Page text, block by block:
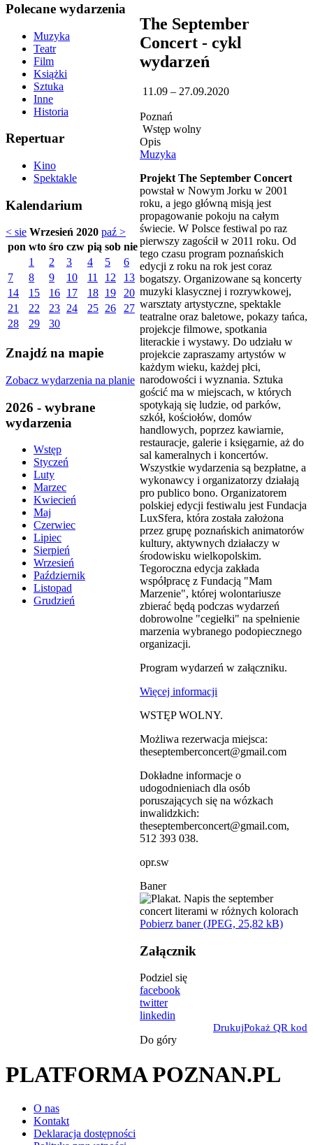
Polecane wydarzenia
Muzyka
Teatr
Film
Książki
Sztuka
Inne
Historia
Repertuar
Kino
Spektakle
Kalendarium
< sie Wrzesień 2020 paź >
pon wto śro czw pią sob nie
1
2 3 4 5
6
7
8 9 10 11 12
13
14
15 16 17 18 19
20
21
22 23 24 25 26
27
28
29 30
Znajdź na mapie
Zobacz wydarzenia na planie
2026 - wybrane
wydarzenia
Wstęp
Styczeń
Luty
Marzec
Kwiecień
Maj
Czerwiec
Lipiec
Sierpień
Wrzesień
Październik
Listopad
Grudzień
The September
Concert - cykl
wydarzeń
11.09 – 27.09.2020
Poznań
Wstęp wolny
Opis
Muzyka
Projekt The September Concert
powstał w Nowym Jorku w 2001
roku, a jego główną misją jest
propagowanie pokoju na całym
świecie. W Polsce festiwal po raz
pierwszy zagościł w 2011 roku. Od
tego czasu program poznańskich
edycji z roku na rok jest coraz
bogatszy. Organizowane są koncerty
muzyki klasycznej i rozrywkowej,
warsztaty artystyczne, spektakle
teatralne oraz baletowe, pokazy tańca,
projekcje filmowe, spotkania
literackie i wystawy. Do udziału w
projekcie zapraszamy artystów w
każdym wieku, każdej płci,
narodowości i wyznania. Sztuka
gościć ma w miejscach, w których
spotykają się ludzie, od parków,
szkół, kościołów, domów
handlowych, poprzez kawiarnie,
restauracje, galerie i księgarnie, aż do
sal kameralnych i koncertów.
Wszystkie wydarzenia są bezpłatne, a
wykonawcy i organizatorzy działają
pro publico bono. Organizatorem
polskiej edycji festiwalu jest Fundacja
LuxSfera, która została założona
przez grupę poznańskich animatorów
kultury, aktywnych działaczy w
środowisku wielkopolskim.
Tegoroczna edycja zakłada
współpracę z Fundacją "Mam
Marzenie", której wolontariusze
zbierać będą podczas wydarzeń
dobrowolne "cegiełki" na spełnienie
marzenia wybranego podopiecznego
organizacji.
Program wydarzeń w załączniku.
Więcej informacji
WSTĘP WOLNY.
Możliwa rezerwacja miejsca:
theseptemberconcert@gmail.com
Dokładne informacje o
udogodnieniach dla osób
poruszających się na wózkach
inwalidzkich:
theseptemberconcert@gmail.com,
512 393 038.
opr.sw
Baner
Pobierz baner (JPEG, 25,82 kB)
Załącznik
Podziel się
facebook
twitter
linkedin
DrukujPokaż QR kod
Do góry
PLATFORMA POZNAN.PL
O nas
Kontakt
Deklaracja dostępności